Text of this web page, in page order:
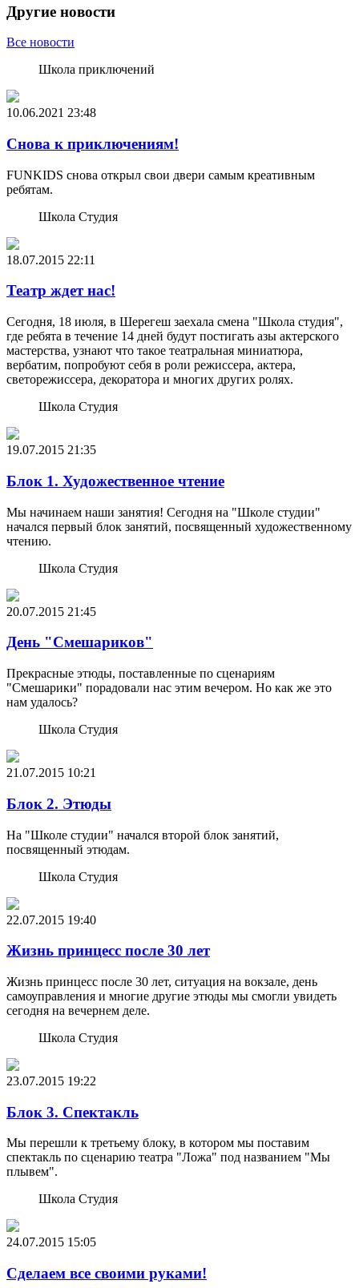
Другие новости
Все новости
Школа приключений
10.06.2021 23:48
Снова к приключениям!
FUNKIDS снова открыл свои двери самым креативным
ребятам.
Школа Студия
18.07.2015 22:11
Театр ждет нас!
Сегодня, 18 июля, в Шерегеш заехала смена "Школа студия",
где ребята в течение 14 дней будут постигать азы актерского
мастерства, узнают что такое театральная миниатюра,
вербатим, попробуют себя в роли режиссера, актера,
светорежиссера, декоратора и многих других ролях.
Школа Студия
19.07.2015 21:35
Блок 1. Художественное чтение
Мы начинаем наши занятия! Сегодня на "Школе студии"
начался первый блок занятий, посвященный художественному
чтению.
Школа Студия
20.07.2015 21:45
День "Смешариков"
Прекрасные этюды, поставленные по сценариям
"Смешарики" порадовали нас этим вечером. Но как же это
нам удалось?
Школа Студия
21.07.2015 10:21
Блок 2. Этюды
На "Школе студии" начался второй блок занятий,
посвященный этюдам.
Школа Студия
22.07.2015 19:40
Жизнь принцесс после 30 лет
Жизнь принцесс после 30 лет, ситуация на вокзале, день
самоуправления и многие другие этюды мы смогли увидеть
сегодня на вечернем деле.
Школа Студия
23.07.2015 19:22
Блок 3. Спектакль
Мы перешли к третьему блоку, в котором мы поставим
спектакль по сценарию театра "Ложа" под названием "Мы
плывем".
Школа Студия
24.07.2015 15:05
Сделаем все своими руками!